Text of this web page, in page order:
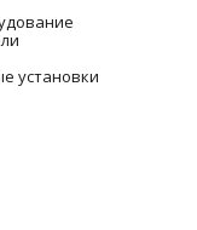
установки